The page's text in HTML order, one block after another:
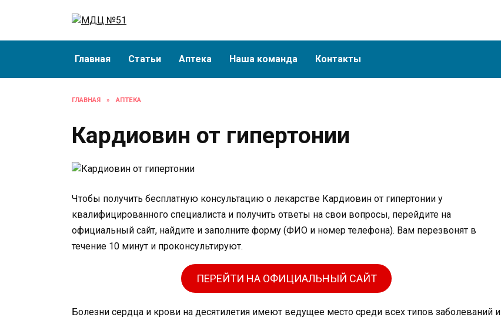
Главная Статьи Аптека Наша команда Контакты
ГЛАВНАЯ » АПТЕКА
Кардиовин от гипертонии
Чтобы получить бесплатную консультацию о лекарстве Кардиовин от гипертонии у
квалифицированного специалиста и получить ответы на свои вопросы, перейдите на
официальный сайт, найдите и заполните форму (ФИО и номер телефона). Вам перезвонят в
течение 10 минут и проконсультируют.
ПЕРЕЙТИ НА ОФИЦИАЛЬНЫЙ САЙТ
Болезни сердца и крови на десятилетия имеют ведущее место среди всех типов заболеваний и